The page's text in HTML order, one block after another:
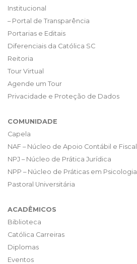
Institucional
– Portal de Transparência
Portarias e Editais
Diferenciais da Católica SC
Reitoria
Tour Virtual
Agende um Tour
Privacidade e Proteção de Dados
COMUNIDADE
Capela
NAF – Núcleo de Apoio Contábil e Fiscal
NPJ – Núcleo de Prática Jurídica
NPP – Núcleo de Práticas em Psicologia
Pastoral Universitária
ACADÊMICOS
Biblioteca
Católica Carreiras
Diplomas
Eventos